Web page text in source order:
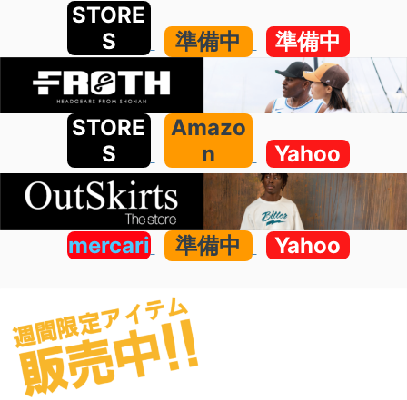
STORE
S
準備中 準備中
STORE
S
Amazo
n
Yahoo
mercari 準備中 Yahoo